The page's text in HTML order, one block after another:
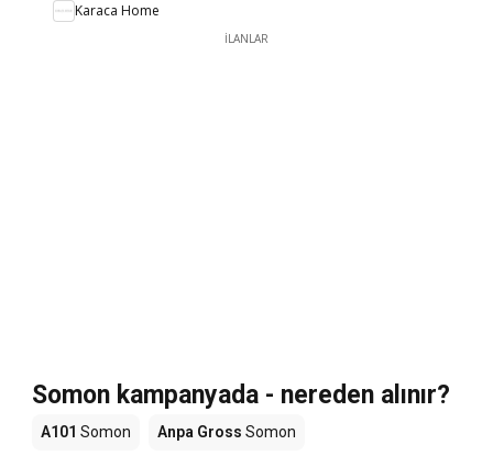
Karaca Home
İLANLAR
Somon kampanyada - nereden alınır?
A101 Somon Anpa Gross Somon